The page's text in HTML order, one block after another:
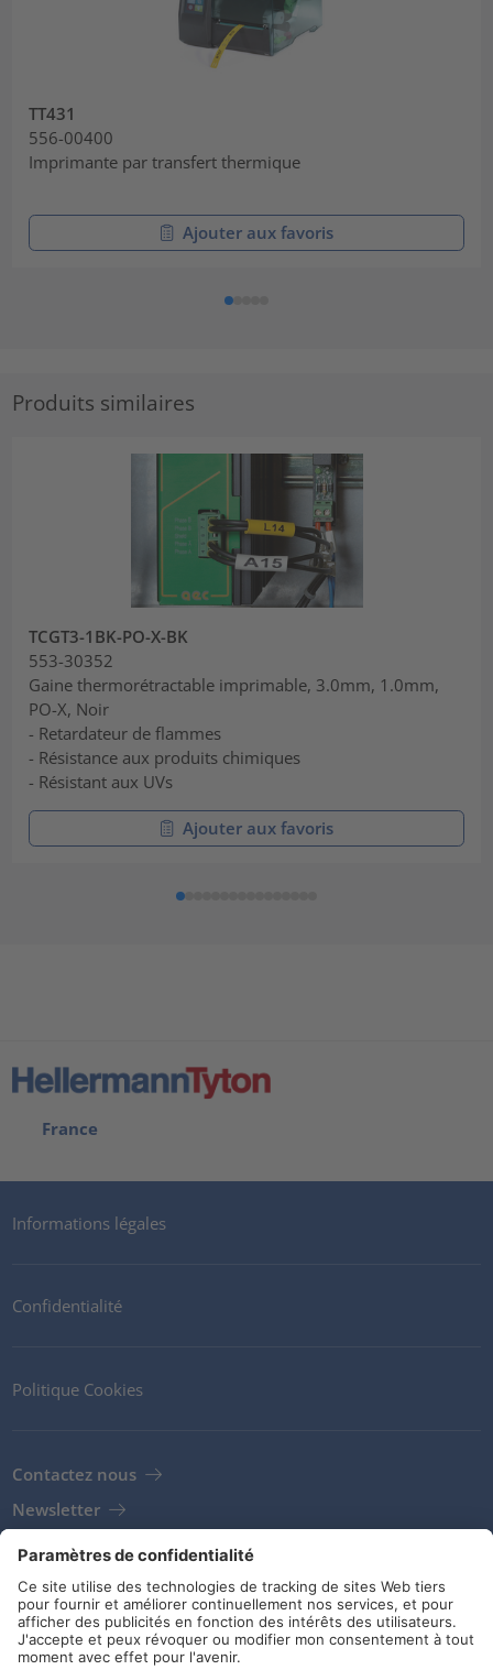
TT431
556-00400
Imprimante par transfert thermique
Ajouter aux favoris
Produits similaires
TCGT3-1BK-PO-X-BK
553-30352
Gaine thermorétractable imprimable, 3.0mm, 1.0mm,
PO-X, Noir
- Retardateur de flammes
- Résistance aux produits chimiques
- Résistant aux UVs
Ajouter aux favoris
France
Informations légales
Confidentialité
Politique Cookies
Contactez nous
Newsletter
Clients
Fournisseurs
Conditions de stockage